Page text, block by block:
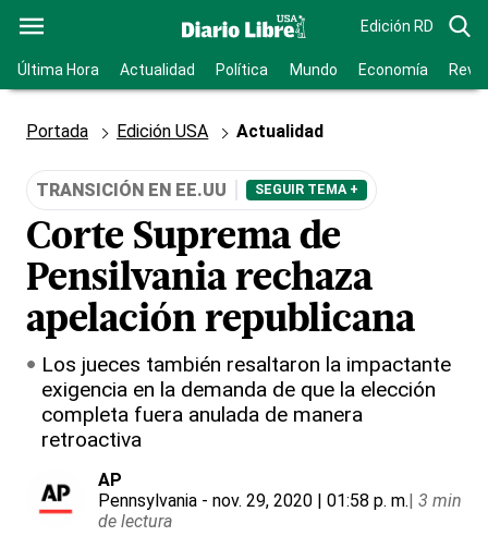
Edición RD
Última Hora Actualidad Política Mundo Economía
Portada Edición USA Actualidad
TRANSICIÓN EN EE.UU SEGUIR TEMA +
Corte Suprema de
Pensilvania rechaza
apelación republicana
Los jueces también resaltaron la impactante
exigencia en la demanda de que la elección
completa fuera anulada de manera
retroactiva
AP
Pennsylvania - nov. 29, 2020 | 01:58 p. m.| 3 min
de lectura